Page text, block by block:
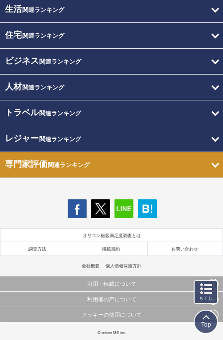
生活関連ランキング
住宅関連ランキング
ビジネス 関連ランキング
人材関連ランキング
トラベル関連ランキング
レジャー関連ランキング
専門家評価関連ランキング
オリコン顧客満足度調査とは
調査方法 掲載規約 お問い合わせ
会社概要 個人情報保護方針
引用・転載について
当サイトで公開されている情報（文字、写真、イラスト、画像データ等）及びこれらの配置・
これらの情報を権利者の許可なく無断転載・複製などの二次利用を行うことは固く禁じており
利用者の声について
当サイトに掲載している内容はすべてサービスの利用者が提出された見解・感想です。
弊社の見解・ 意見ではないことをご理解いただいた上でご覧ください。
クッキーの使用について
このサイトでは Cookie を使用して、ユーザーに合わせたコンテンツや広告の表示、ソーシャル
© oricon ME inc.
もくじ
Top